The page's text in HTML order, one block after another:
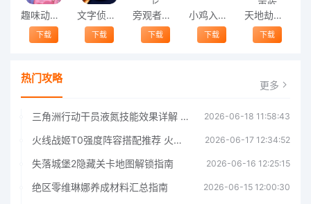
趣味动脑大冒险游戏
下载
文字侦探手机游戏
下载
旁观者列车长
下载
小鸡入侵者3
下载
天地劫幽城再临
下载
热门攻略 更多
三角洲行动干员液氮技能效果详解 三角洲行动干员液氮技能介绍 2026-06-18 11:58:43
火线战姬T0强度阵容搭配推荐 火线战姬T0强度阵容哪个好 2026-06-17 12:34:52
失落城堡2隐藏关卡地图解锁指南 2026-06-16 12:25:15
绝区零维琳娜养成材料汇总指南 2026-06-15 12:00:30